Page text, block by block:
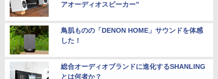
アオーディオスピーカー”
鳥肌ものの「DENON HOME」サウンドを体感
した！
総合オーディオブランドに進化するSHANLING
とは何者か？